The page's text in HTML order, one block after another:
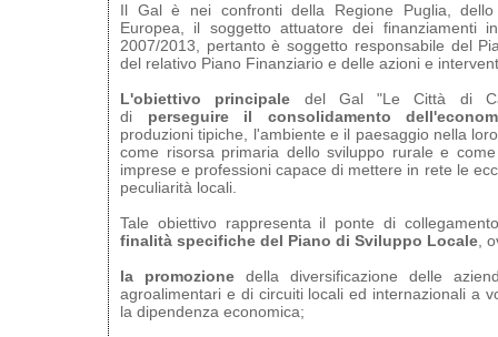
Il Gal è nei confronti della Regione Puglia,
Europea, il soggetto attuatore dei finanziamenti
2007/2013, pertanto è soggetto responsabile del
del relativo Piano Finanziario e delle azioni e
L'obiettivo principale del Gal "Le Città di
di perseguire il consolidamento
produzioni tipiche, l'ambiente e il paesaggio nella
come risorsa primaria dello sviluppo rurale e
imprese e professioni capace di mettere in rete le
peculiarità locali.
Tale obiettivo rappresenta il ponte di
finalità specifiche del Piano di Sviluppo Locale ,
la promozione della diversificazione delle
agroalimentari e di circuiti locali ed internazionali a
la dipendenza economica;